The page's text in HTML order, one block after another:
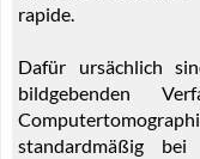
rapide.
Dafür ursächlich
bildgebenden
standardmäßig